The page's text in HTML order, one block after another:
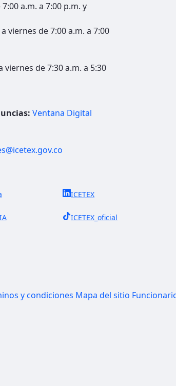
a.m. a 7:00 p.m. y
viernes de 7:00 a.m. a 7:00
viernes de 7:30 a.m. a 5:30
Ventana Digital
ICETEX
ICETEX_oficial
y condiciones Mapa del sitio